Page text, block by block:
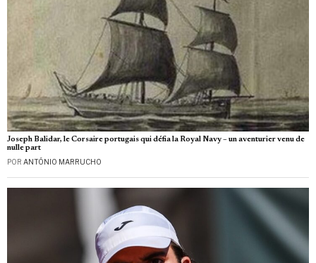
Joseph Balidar, le Corsaire portugais qui défia la Royal Navy – un aventurier venu de
nulle part
POR ANTÓNIO MARRUCHO